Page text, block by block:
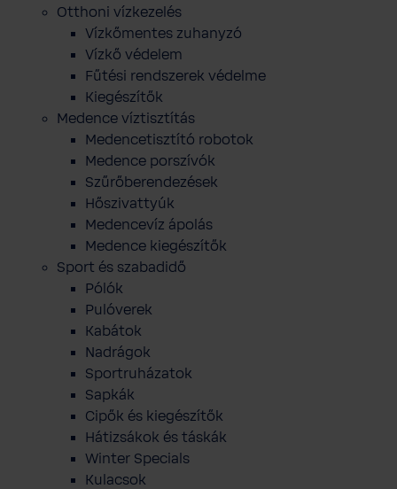
Otthoni vízkezelés
Vízkőmentes zuhanyzó
Vízkő védelem
Fűtési rendszerek védelme
Kiegészítők
Medence víztisztítás
Medencetisztító robotok
Medence porszívók
Szűrőberendezések
Hőszivattyúk
Medencevíz ápolás
Medence kiegészítők
Sport és szabadidő
Pólók
Pulóverek
Kabátok
Nadrágok
Sportruházatok
Sapkák
Cipők és kiegészítők
Hátizsákok és táskák
Winter Specials
Kulacsok